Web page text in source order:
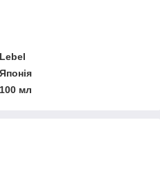
Lebel
Японія
100 мл